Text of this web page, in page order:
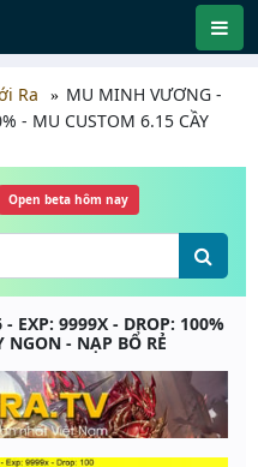
Ra
MU MINH VƯƠNG -
- MU CUSTOM 6.15 CẦY
Open beta hôm nay
EXP: 9999X - DROP: 100%
NGON - NẠP BỔ RẺ